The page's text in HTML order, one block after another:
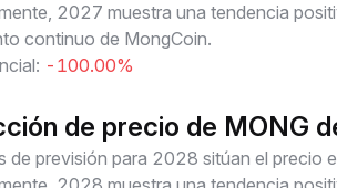
2027 muestra una tendencia
continuo de MongCoin.
-100.00%
de precio de MONG
de previsión para 2028 sitúan el precio